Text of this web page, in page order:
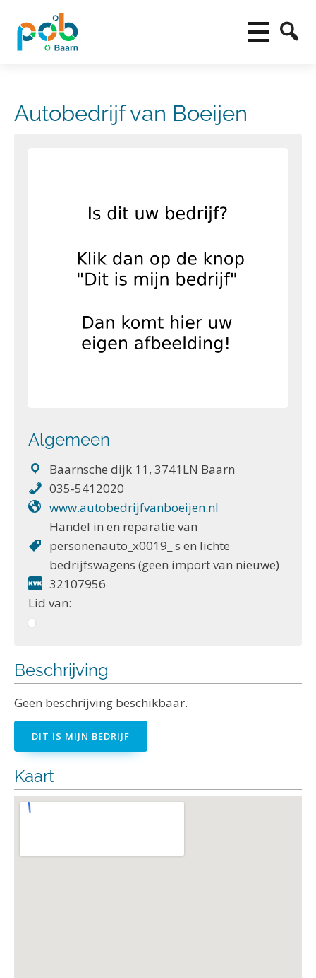
Autobedrijf van Boeijen
Algemeen
Baarnsche dijk 11, 3741LN Baarn
035-5412020
www.autobedrijfvanboeijen.nl
Handel in en reparatie van
personenauto_x0019_ s en lichte
bedrijfswagens (geen import van nieuwe)
32107956
Lid van:
Beschrijving
Geen beschrijving beschikbaar.
DIT IS MIJN BEDRIJF
Kaart